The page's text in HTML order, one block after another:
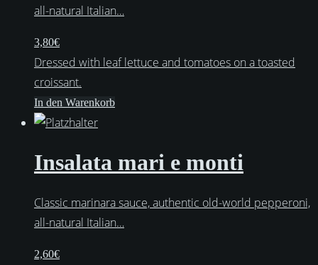
all-natural Italian…
3,80€
Dressed with leaf lettuce and tomatoes on a toasted
croissant.
In den Warenkorb
Insalata mari e monti
Classic marinara sauce, authentic old-world pepperoni,
all-natural Italian…
2,60€